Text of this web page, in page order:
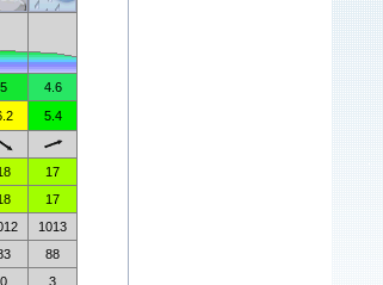
5
4.6
5.4
17
17
1013
88
0
3